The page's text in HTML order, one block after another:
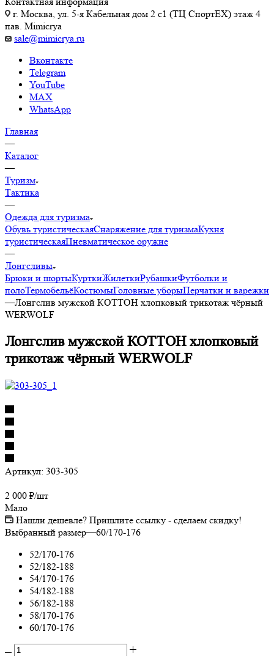
г. Москва, ул. 5-я Кабельная дом 2 с1 (ТЦ СпортEX) этаж 4
пав. Mimicrya
sale@mimicrya.ru
Вконтакте
Telegram
YouTube
MAX
WhatsApp
Главная
—
Каталог
—
Туризм
Тактика
—
Одежда для туризма
Обувь туристическаяСнаряжение для туризмаКухня
туристическаяПневматическое оружие
—
Лонгсливы
Брюки и шортыКурткиЖилеткиРубашкиФутболки и
полоТермобельёКостюмыГоловные уборыПерчатки и варежки
—Лонгслив мужской КОТТОН хлопковый трикотаж чёрный
WERWOLF
Лонгслив мужской КОТТОН хлопковый
трикотаж чёрный WERWOLF
Артикул: 303-305
2 000 ₽/шт
Мало
Нашли дешевле? Пришлите ссылку - сделаем скидку!
Выбранный размер—60/170-176
52/170-176
52/182-188
54/170-176
54/182-188
56/182-188
58/170-176
60/170-176